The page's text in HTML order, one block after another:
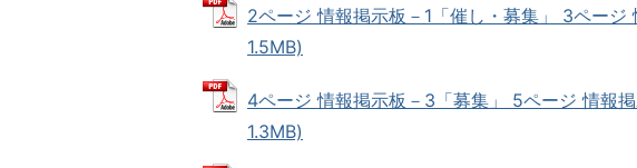
2ページ 情報掲示板－1「催し・募集」 3ペー
1.5MB)
4ページ 情報掲示板－3「募集」 5ページ 情報
1.3MB)